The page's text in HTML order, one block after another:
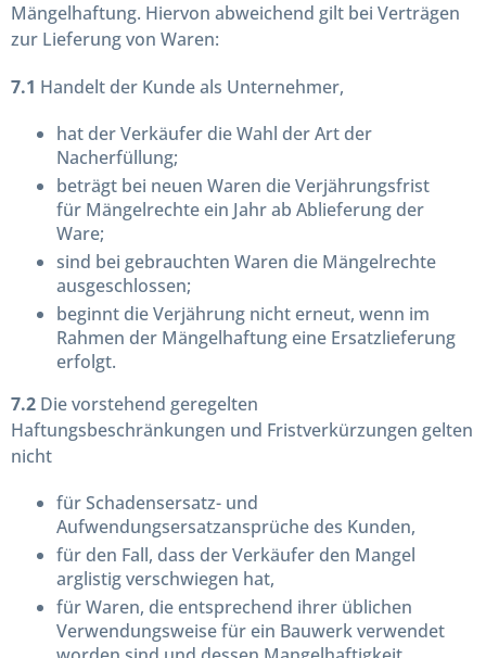
Mängelhaftung. Hiervon abweichend gilt bei Verträgen
zur Lieferung von Waren:
7.1 Handelt der Kunde als Unternehmer,
hat der Verkäufer die Wahl der Art der
Nacherfüllung;
beträgt bei neuen Waren die Verjährungsfrist
für Mängelrechte ein Jahr ab Ablieferung der
Ware;
sind bei gebrauchten Waren die Mängelrechte
ausgeschlossen;
beginnt die Verjährung nicht erneut, wenn im
Rahmen der Mängelhaftung eine Ersatzlieferung
erfolgt.
7.2 Die vorstehend geregelten
Haftungsbeschränkungen und Fristverkürzungen gelten
nicht
für Schadensersatz- und
Aufwendungsersatzansprüche des Kunden,
für den Fall, dass der Verkäufer den Mangel
arglistig verschwiegen hat,
für Waren, die entsprechend ihrer üblichen
Verwendungsweise für ein Bauwerk verwendet